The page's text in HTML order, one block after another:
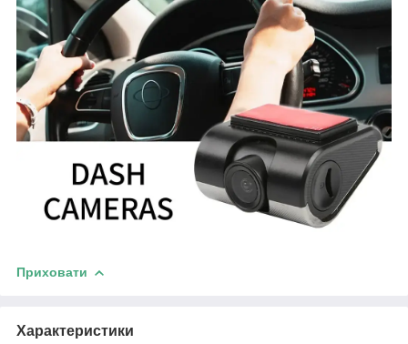
Приховати
Характеристики